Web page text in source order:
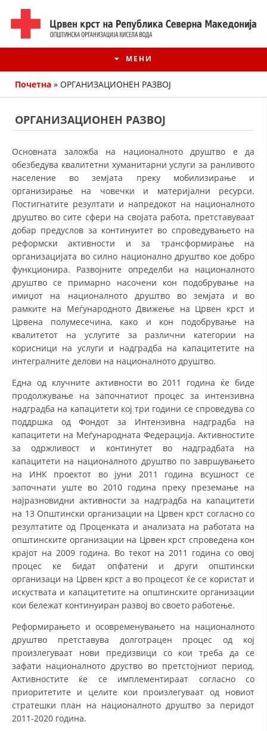
МЕНИ
ИСТОРИЈАТ НА ЦКРМ
ИСТОРИЈАТ НА ДВИЖЕЊЕТО
СТРУКТУРА НА ОРГАНИЗАЦИЈАТА
КОНТАКТ ИНФОРМАЦИИ
ЧЛЕНСТВО ВО ПРОФЕСИОНАЛНИ ТЕЛА
ЗАКОН ЗА ЦКРМ
СТАТУТ НА ЦКРМ
ОРГАНИЗАЦИЈА И РАЗВОЈ
СОБРАНИЕ
СТРУКТУРА И ОРГАНИЗАЦИОНА ПОСТАВЕНОСТ
ДИСЕМИНАЦИЈА
MЕЃУНАРОДНО ХУМАНИТАРНО ПРАВО
ПРОМОЦИЈА НА ХУМАНИ ВРЕДНОСТИ
СОЦИЈАЛНО ХУМАНИТАРНА ДЕЈНОСТ
ПОДГОТВЕНОСТ И ДЕЈСТВО ПРИ КАТАСТРОФИ
ТИМОВИ НА ООЦК
Почетна » ОРГАНИЗАЦИОНЕН РАЗВОЈ
ОРГАНИЗАЦИОНЕН РАЗВОЈ
Основната заложба на националното друштво е да
обезбедува квалитетни хуманитарни услуги за ранливото
население во земјата преку мобилизирање и
организирање на човечки и материјални ресурси.
Постигнатите резултати и напредокот на националното
друштво во сите сфери на својата работа, претставуваат
добар предуслов за континуитет во спроведувањето на
реформски активности и за трансформирање на
организацијата во силно национално друштво кое добро
функционира. Развојните определби на националното
друштво се примарно насочени кон подобрување на
имиџот на националното друштво во земјата и во
рамките на Меѓународното Движење на Црвен крст и
Црвена полумесечина, како и кон подобрување на
квалитетот на услугите за различни категории на
корисници на услуги и надградба на капацитетите на
интегралните делови на националното друштво.
Една од клучните активности во 2011 година ќе биде
продолжување на започнатиот процес за интензивна
надградба на капацитети кој три години се спроведува со
поддршка од Фондот за Интензивна надградба на
капацитети на Меѓународната Федерација. Активностите
за одржливост и континутет во надградбата на
капацитети на националното друштво по завршувањето
на ИНК проектот во јуни 2011 година всушност се
започнати уште во 2010 година преку преземање на
најразновидни активности за надградба на капацитети
на 13 Општински организации на Црвен крст согласно со
резултатите од Проценката и анализата на работата на
општинските организации на Црвен крст спроведена кон
крајот на 2009 година. Во текот на 2011 година со овој
процес ке бидат опфатени и други општински
организаци на Црвен крст а во процесот ќе се користат и
искуствата и капацитетите на општинските организации
кои бележат континуиран развој во своето работење.
Реформирањето и осовременувањето на националното
друштво претставува долготрацен процес од кој
произлегуваат нови предизвици со кои треба да се
зафати националното друство во претстојниот период.
Активностите ќе се имплементираат согласно со
приоритетите и целите кои произлегуваат од новиот
стратешки план на националното друштво за перидот
2011-2020 година.